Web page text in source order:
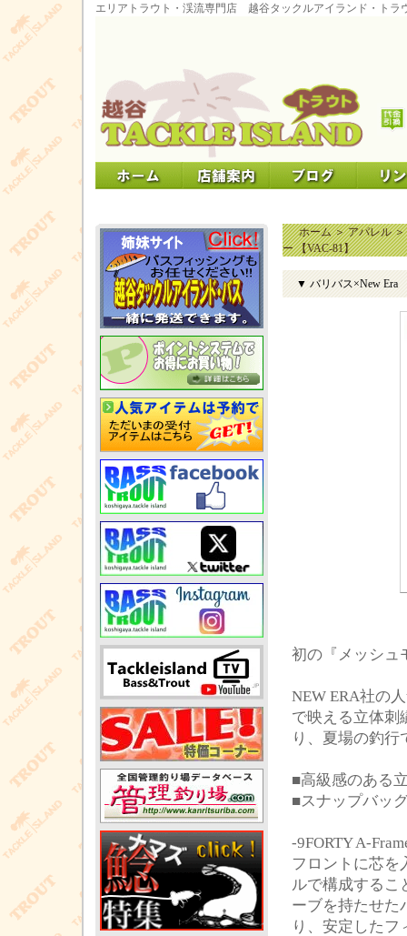
エリアトラウト・渓流専門店 越谷タックルアイランド・トラ
ホーム＞アパレル＞
ー 【VAC-81】
▼ バリバス×New Era
初の『メッシュ
NEW ERA社の
で映える立体刺
り、夏場の釣行
■高級感のある
■スナップバッ
-9FORTY A-
フロントに芯を
ルで構成するこ
ーブを持たせた
り、安定したフ